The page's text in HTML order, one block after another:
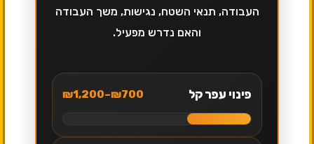
העבודה, תנאי השטח, נגישות, משך העבודה
והאם נדרש מפעיל.
פינוי עפר קל ₪700–₪1,200